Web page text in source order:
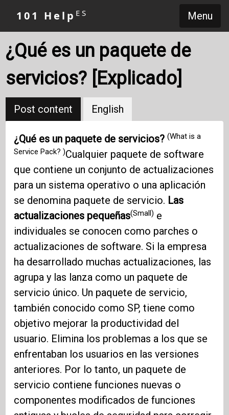
Menu
101 Help ES
¿Qué es un paquete de
servicios? [Explicado]
Post content English
¿Qué es un paquete de servicios?(What is a
Service Pack? )Cualquier paquete de software
que contiene un conjunto de actualizaciones
para un sistema operativo o una aplicación
se denomina paquete de servicio. Las
actualizaciones pequeñas(Small) e
individuales se conocen como parches o
actualizaciones de software. Si la empresa
ha desarrollado muchas actualizaciones, las
agrupa y las lanza como un paquete de
servicio único. Un paquete de servicio,
también conocido como SP, tiene como
objetivo mejorar la productividad del
usuario. Elimina los problemas a los que se
enfrentaban los usuarios en las versiones
anteriores. Por lo tanto, un paquete de
servicio contiene funciones nuevas o
componentes modificados de funciones